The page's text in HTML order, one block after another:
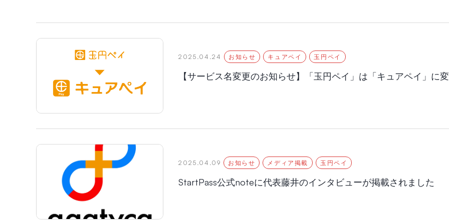
2025.04.24 お知らせ キュアペイ 玉円ペイ
【サービス名変更のお知らせ】「玉円ペイ」は「キュアペイ」に
2025.04.09 お知らせ メディア掲載 玉円ペイ
StartPass公式noteに代表藤井のインタビューが掲載されました